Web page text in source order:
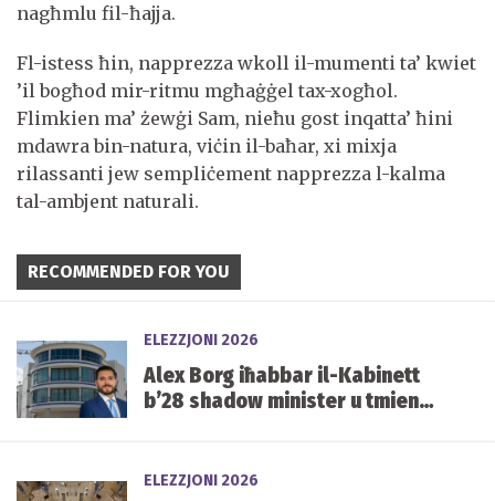
nagħmlu fil-ħajja.
Fl-istess ħin, napprezza wkoll il-mumenti ta’ kwiet
’il bogħod mir-ritmu mgħaġġel tax-xogħol.
Flimkien ma’ żewġi Sam, nieħu gost inqatta’ ħini
mdawra bin-natura, viċin il-baħar, xi mixja
rilassanti jew sempliċement napprezza l-kalma
tal-ambjent naturali.
RECOMMENDED FOR YOU
ELEZZJONI 2026
Alex Borg iħabbar il-Kabinett
b’28 shadow minister u tmien
ELEZZJONI 2026